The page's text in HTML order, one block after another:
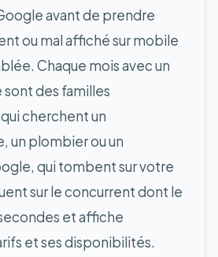
avant de prendre
ou mal affiché sur mobile
Chaque mois avec un
des familles
cherchent un
un plombier ou un
qui tombent sur votre
sur le concurrent dont le
et affiche
et ses disponibilités.